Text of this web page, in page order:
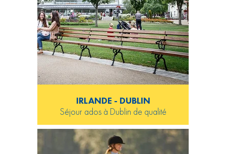
IRLANDE - DUBLIN
Séjour ados à Dublin de qualité